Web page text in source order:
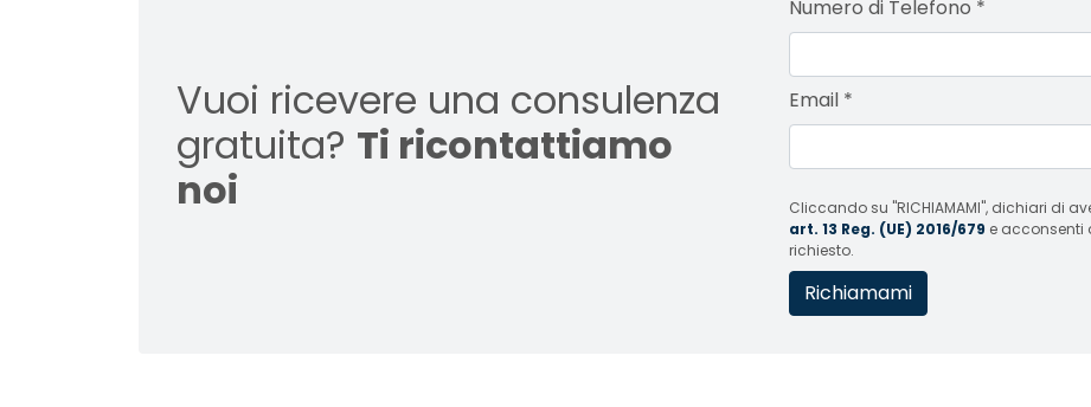
Vuoi ricevere una consulenza
gratuita? Ti ricontattiamo
noi
Numero di Telefono *
Email *
Cliccando su "RICHIAMAMI", dichiari di
art. 13 Reg. (UE) 2016/679 e acconsenti
richiesto.